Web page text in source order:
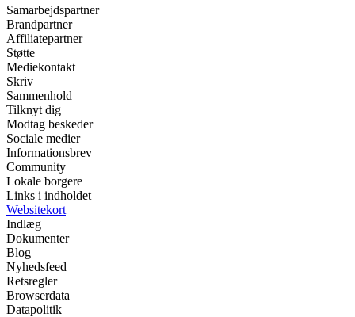
Samarbejdspartner
Brandpartner
Affiliatepartner
Støtte
Mediekontakt
Skriv
Sammenhold
Tilknyt dig
Modtag beskeder
Sociale medier
Informationsbrev
Community
Lokale borgere
Links i indholdet
Websitekort
Indlæg
Dokumenter
Blog
Nyhedsfeed
Retsregler
Browserdata
Datapolitik